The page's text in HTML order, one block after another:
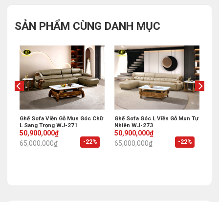
SẢN PHẨM CÙNG DANH MỤC
-22%
Ghế Sofa Viền Gỗ Mun Góc Chữ
L Sang Trọng WJ-271
65,000,000₫
Original
price
was:
50,900,000₫
Current
price
is:
-22%
Ghế Sofa Góc L Viền Gỗ Mun Tự
Nhiên WJ-273
65,000,000₫
Original
price
was:
50,900,000₫
Current
price
is: